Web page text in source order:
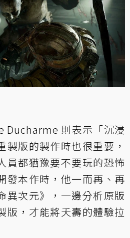
Ducharme 則表示「沉浸
製版的製作時也很重要，
員都猶豫要不要玩的恐怖
發本作時，他一而再、再
異次元》，一邊分析原版
版，才能將夭壽的體驗拉